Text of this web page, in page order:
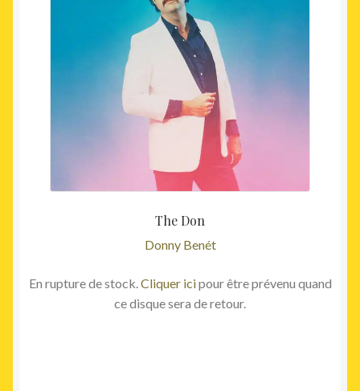
The Don
Donny Benét
En rupture de stock.Cliquer icipour être prévenu quand
ce disque sera de retour.